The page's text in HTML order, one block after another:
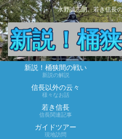
水野誠志朗、若き信長
新説！桶狭間の戦い
新説の解説
信長以外の云々
様々なお話
若き信長
信長関連記事
ガイドツアー
現地訪問